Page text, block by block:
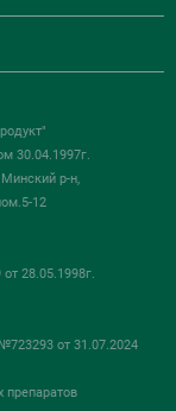
30.04.1997г.
р-н,
12
28.05.1998г.
от 31.07.2024
препаратов